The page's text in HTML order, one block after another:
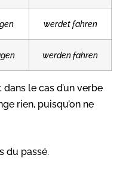
werdet fahren
werden fahren
dans le cas d’un verbe
rien, puisqu’on ne
du passé.